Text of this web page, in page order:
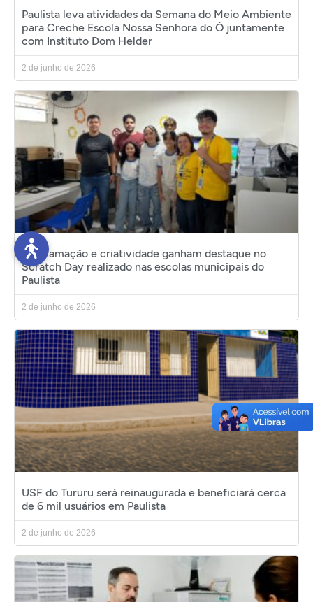
Paulista leva atividades da Semana do Meio Ambiente
para Creche Escola Nossa Senhora do Ó juntamente
com Instituto Dom Helder
2 de junho de 2026
Programação e criatividade ganham destaque no
Scratch Day realizado nas escolas municipais do
Paulista
2 de junho de 2026
USF do Tururu será reinaugurada e beneficiará cerca
de 6 mil usuários em Paulista
2 de junho de 2026